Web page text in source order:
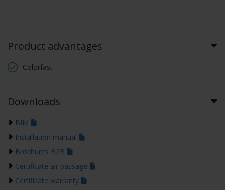
Product advantages
Colorfast
Downloads
BIM
Installation manual
Brochures B2B
Certificate air passage
Certificate warranty